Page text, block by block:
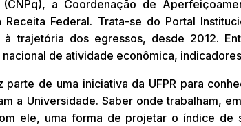
(CNPq), a Coordenação de
Receita Federal. Trata-se do Portal
à trajetória dos egressos, desde 2012.
de atividade econômica,
parte de uma iniciativa da UFPR para
a Universidade. Saber onde trabalham,
ele, uma forma de projetar o índice de